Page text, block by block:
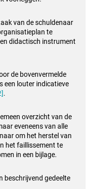
van de schuldenaar
te
didactisch instrument
de bovenvermelde
een louter indicatieve
.
overzicht van de
eveneens van alle
om het herstel van
het faillissement te
in een bijlage.
beschrijvend gedeelte